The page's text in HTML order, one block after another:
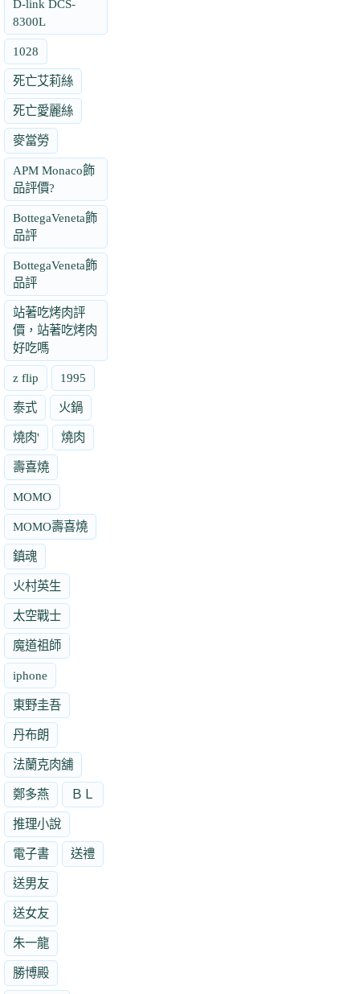
D-link DCS-
8300L
1028
死亡艾莉絲
死亡愛麗絲
麥當勞
APM Monaco飾
品評價?
BottegaVeneta飾
品評
BottegaVeneta飾
品評
站著吃烤肉評
價，站著吃烤肉
好吃嗎
z flip 1995
泰式 火鍋
燒肉' 燒肉
壽喜燒
MOMO
MOMO壽喜燒
鎮魂
火村英生
太空戰士
魔道祖師
iphone
東野圭吾
丹布朗
法蘭克肉舖
鄭多燕 ＢＬ
推理小說
電子書 送禮
送男友
送女友
朱一龍
勝博殿